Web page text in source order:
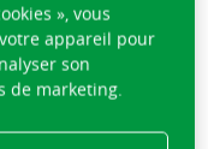
demain à
», vous
appareil pour
son
de marketing.